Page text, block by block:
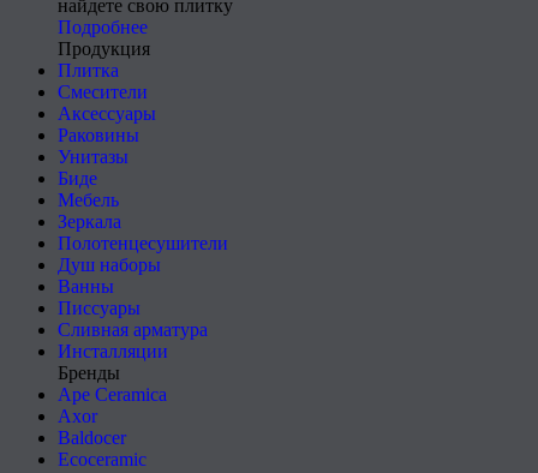
найдете свою плитку
Подробнее
Продукция
Плитка
Смесители
Аксессуары
Раковины
Унитазы
Биде
Мебель
Зеркала
Полотенцесушители
Душ наборы
Ванны
Писсуары
Сливная арматура
Инсталляции
Бренды
Ape Ceramica
Axor
Baldocer
Ecoceramic